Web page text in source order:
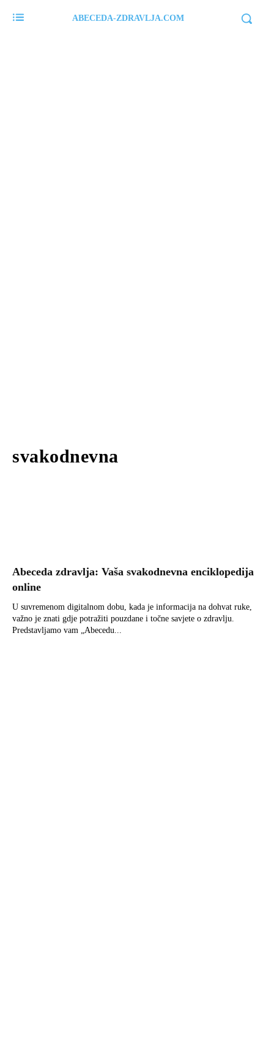
ABECEDA-ZDRAVLJA.COM
svakodnevna
Abeceda zdravlja: Vaša svakodnevna enciklopedija
online
U suvremenom digitalnom dobu, kada je informacija na dohvat ruke,
važno je znati gdje potražiti pouzdane i točne savjete o zdravlju.
Predstavljamo vam „Abecedu...